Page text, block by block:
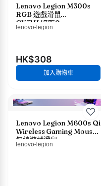
Lenovo Legion M300s
RGB 遊戲滑鼠
GY51H47350
lenovo-legion
HK$308
加入購物車
Lenovo Legion M600s Qi
Wireless Gaming Mouse
無線遊戲滑鼠
GY51H47355
lenovo-legion